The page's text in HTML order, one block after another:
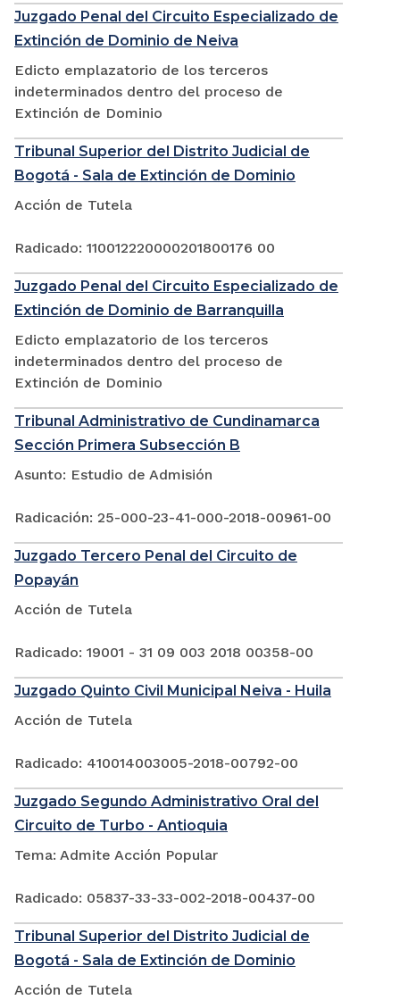
Juzgado Penal del Circuito Especializado de
Extinción de Dominio de Neiva
Edicto emplazatorio de los terceros
indeterminados dentro del proceso de
Extinción de Dominio
Tribunal Superior del Distrito Judicial de
Bogotá - Sala de Extinción de Dominio
Acción de Tutela
Radicado: 110012220000201800176 00
Juzgado Penal del Circuito Especializado de
Extinción de Dominio de Barranquilla
Edicto emplazatorio de los terceros
indeterminados dentro del proceso de
Extinción de Dominio
Tribunal Administrativo de Cundinamarca
Sección Primera Subsección B
Asunto: Estudio de Admisión
Radicación: 25-000-23-41-000-2018-00961-00
Juzgado Tercero Penal del Circuito de
Popayán
Acción de Tutela
Radicado: 19001 - 31 09 003 2018 00358-00
Juzgado Quinto Civil Municipal Neiva - Huila
Acción de Tutela
Radicado: 410014003005-2018-00792-00
Juzgado Segundo Administrativo Oral del
Circuito de Turbo - Antioquia
Tema: Admite Acción Popular
Radicado: 05837-33-33-002-2018-00437-00
Tribunal Superior del Distrito Judicial de
Bogotá - Sala de Extinción de Dominio
Acción de Tutela